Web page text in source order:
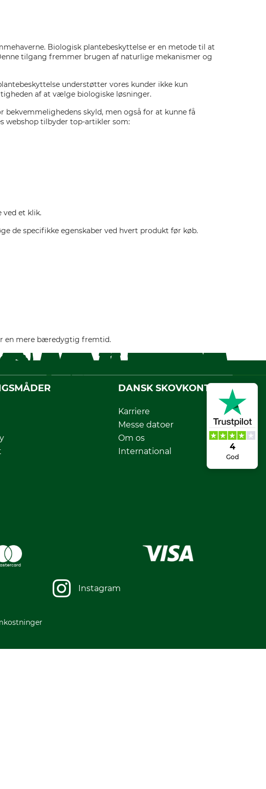
4
God
Biologisk plantebeskyttelse er en metode til at
tilgang fremmer brugen af naturlige mekanismer og
understøtter vores kunder ikke kun
af at vælge biologiske løsninger.
skyld, men også for at kunne få
webshop tilbyder top-artikler som:
et klik.
de specifikke egenskaber ved hvert produkt før køb.
en mere bæredygtig fremtid.
DANSK SKOVKONTOR
Karriere
Messe datoer
Om os
International
Instagram